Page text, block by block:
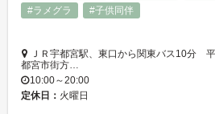
#ラメグラ
#子供同伴
ＪＲ宇都宮駅、東口から関東バス10分
都宮市街方…
10:00～20:00
定休日： 火曜日